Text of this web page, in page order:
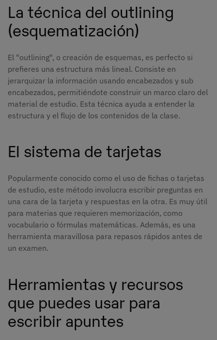
La técnica del outlining
(esquematización)
El "outlining", o creación de esquemas, es perfecto si
prefieres una estructura más lineal. Consiste en
jerarquizar la información usando encabezados y sub
encabezados, permitiéndote construir un marco claro del
material de estudio. Esta técnica ayuda a entender la
estructura y el flujo de los contenidos de la clase.
El sistema de tarjetas
Popularmente conocido como el uso de fichas o tarjetas
de estudio, este método involucra escribir preguntas en
una cara de la tarjeta y respuestas en la otra. Es muy útil
para materias que requieren memorización, como
vocabulario o fórmulas matemáticas. Además, es una
herramienta maravillosa para repasos rápidos antes de
un examen.
Herramientas y recursos
que puedes usar para
escribir apuntes